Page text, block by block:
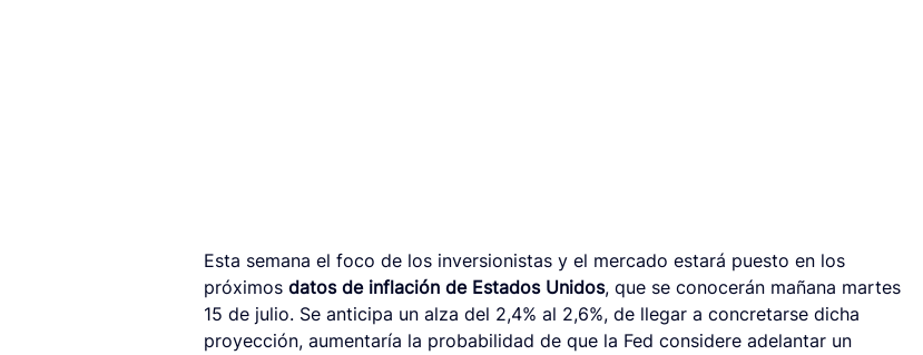
Esta semana el foco de los inversionistas y el mercado estará puesto en los
próximos datos de inflación de Estados Unidos, que se conocerán mañana martes
15 de julio. Se anticipa un alza del 2,4% al 2,6%, de llegar a concretarse dicha
proyección, aumentaría la probabilidad de que la Fed considere adelantar un